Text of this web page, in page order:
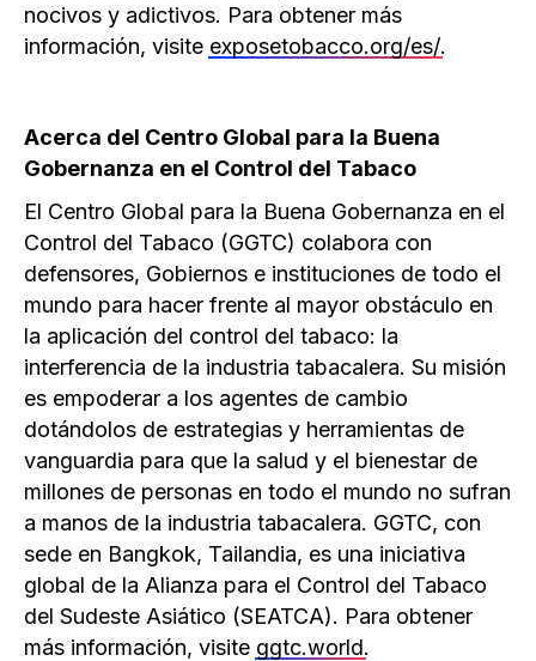
nocivos y adictivos. Para obtener más
información, visite exposetobacco.org/es/.
Acerca del Centro Global para la Buena
Gobernanza en el Control del Tabaco
El Centro Global para la Buena Gobernanza en el
Control del Tabaco (GGTC) colabora con
defensores, Gobiernos e instituciones de todo el
mundo para hacer frente al mayor obstáculo en
la aplicación del control del tabaco: la
interferencia de la industria tabacalera. Su misión
es empoderar a los agentes de cambio
dotándolos de estrategias y herramientas de
vanguardia para que la salud y el bienestar de
millones de personas en todo el mundo no sufran
a manos de la industria tabacalera. GGTC, con
sede en Bangkok, Tailandia, es una iniciativa
global de la Alianza para el Control del Tabaco
del Sudeste Asiático (SEATCA). Para obtener
más información, visite ggtc.world.